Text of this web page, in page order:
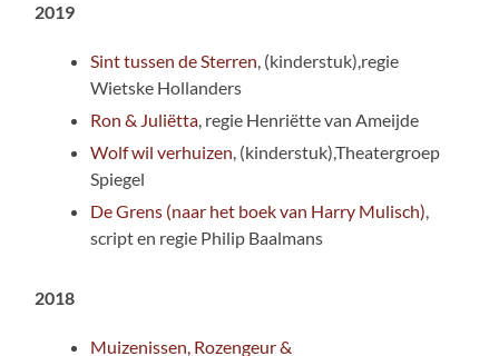
2019
Sint tussen de Sterren, (kinderstuk),regie
Wietske Hollanders
Ron & Juliëtta, regie Henriëtte van Ameijde
Wolf wil verhuizen, (kinderstuk),Theatergroep
Spiegel
De Grens (naar het boek van Harry Mulisch),
script en regie Philip Baalmans
2018
Muizenissen, Rozengeur &